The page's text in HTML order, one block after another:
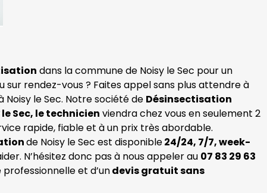
dans la commune de Noisy le Sec pour un
sur rendez-vous ? Faites appel sans plus attendre à
le Sec. Notre société de Désinsectisation
Sec, le technicien viendra chez vous en seulement 2
rapide, fiable et à un prix très abordable.
de Noisy le Sec est disponible24/24, 7/7, week-
N’hésitez donc pas à nous appeler au 07 83 29 63
et d’undevis gratuit sans